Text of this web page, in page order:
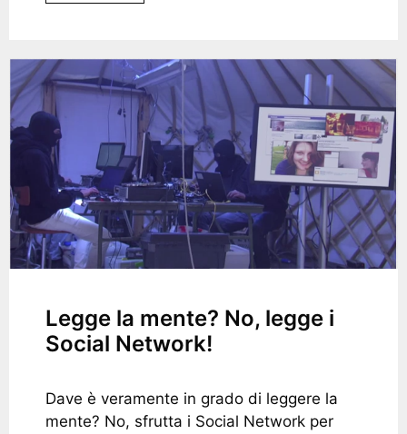
Legge la mente? No, legge i
Social Network!
Dave è veramente in grado di leggere la
mente? No, sfrutta i Social Network per